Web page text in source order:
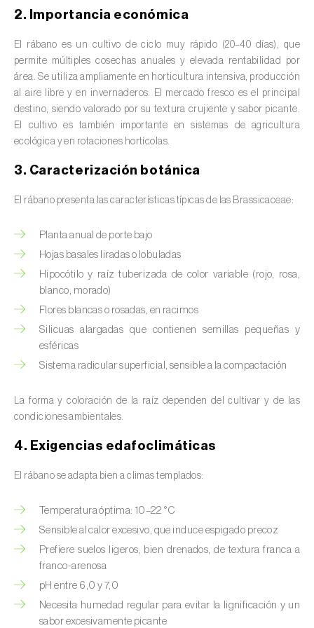
de tratamento de águas residuais
Anacardo ( Anacardium occidentale)
Apio (Apium graveolens)
Arándano (Vaccinium spp.)
Áreas no cultivadas (-)
Aromáticas, condimentarias y medicinales
Artemisia, Foeniculum, Laurus, Majorana,
Arroz ( Oryza spp.)
Avellano (Corylus avellana L.
Avena (Avena sativa)
Batata dulce (
Begonia spp.)
Buxus sempervirens L.
Cacahuete (Arachis hypogaea)
Cacaotero ( Theobroma cacao
Cafeto (Coffea spp.)
2. Importancia económica
El rábano es un cultivo de ciclo muy rápido (20–40 días), que
permite múltiples cosechas anuales y elevada rentabilidad por
área. Se utiliza ampliamente en horticultura intensiva, producción
al aire libre y en invernaderos. El mercado fresco es el principal
destino, siendo valorado por su textura crujiente y sabor picante.
El cultivo es también importante en sistemas de agricultura
ecológica y en rotaciones hortícolas.
3. Caracterización botánica
El rábano presenta las características típicas de las Brassicaceae:
Planta anual de porte bajo
Hojas basales liradas o lobuladas
Hipocótilo y raíz tuberizada de color variable (rojo, rosa,
blanco, morado)
Flores blancas o rosadas, en racimos
Silicuas alargadas que contienen semillas pequeñas y
esféricas
Sistema radicular superficial, sensible a la compactación
La forma y coloración de la raíz dependen del cultivar y de las
condiciones ambientales.
4. Exigencias edafoclimáticas
El rábano se adapta bien a climas templados:
Temperatura óptima: 10–22 °C
Sensible al calor excesivo, que induce espigado precoz
Prefiere suelos ligeros, bien drenados, de textura franca a
franco-arenosa
pH entre 6,0 y 7,0
Necesita humedad regular para evitar la lignificación y un
sabor excesivamente picante